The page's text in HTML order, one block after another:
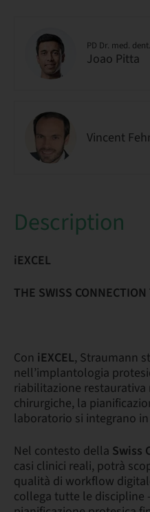
PD Dr. med. dent.
Joao Pitta
Vincent
Description
iEXCEL
THE SWISS
Con iEXCEL, Straumann
nell’implantologia
riabilitazione restaurativa
chirurgiche, la
laboratorio si integrano
Nel contesto della Swiss
casi clinici reali, potrà
qualità di workflow
collega tutte le discipline